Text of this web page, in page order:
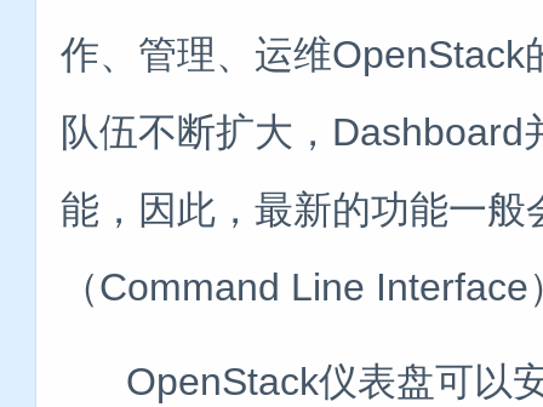
作、管理、运维
队伍不断扩大，
能，因此，最新的功能一
（Command Line
OpenStack仪表盘可以